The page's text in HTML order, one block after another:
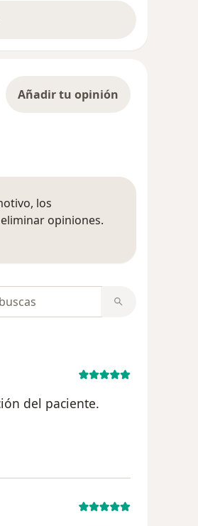
Añadir tu opinión
los
opiniones.
del paciente.
usuario E.C.